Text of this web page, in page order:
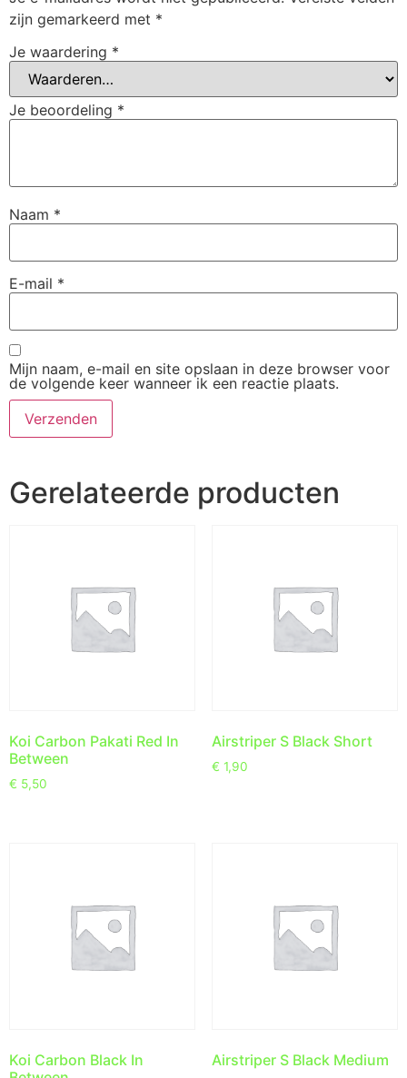
zijn gemarkeerd met *
Je waardering *
Je beoordeling *
Naam *
E-mail *
Mijn naam, e-mail en site opslaan in deze browser voor
de volgende keer wanneer ik een reactie plaats.
Gerelateerde producten
Koi Carbon Pakati Red In
Between
€ 5,50
Airstriper S Black Short
€ 1,90
Koi Carbon Black In
Airstriper S Black Medium